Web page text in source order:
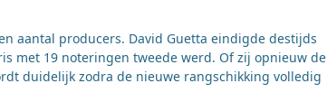
aantal producers. David Guetta eindigde destijds
met 19 noteringen tweede werd. Of zij opnieuw de
duidelijk zodra de nieuwe rangschikking volledig